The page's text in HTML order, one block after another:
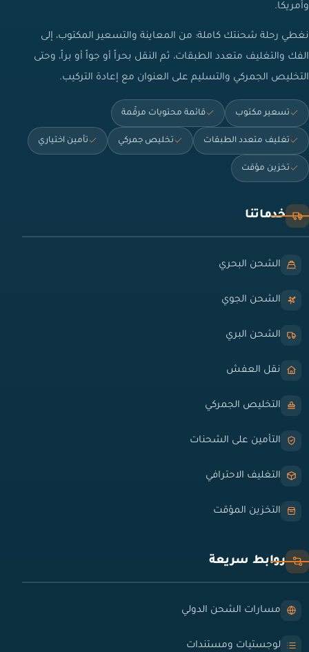
وأمريكا.
نغطي رحلة شحنتك كاملة: من المعاينة والتسعير المكتوب، إلى
الفك والتغليف متعدد الطبقات، ثم النقل بحراً أو جواً أو براً، وحتى
التخليص الجمركي والتسليم على العنوان مع إعادة التركيب.
تسعير مكتوب قائمة محتويات مرقّمة
تغليف متعدد الطبقات تخليص جمركي تأمين اختياري
تخزين مؤقت
خدماتنا
الشحن البحري
الشحن الجوي
الشحن البري
نقل العفش
التخليص الجمركي
التأمين على الشحنات
التغليف الاحترافي
التخزين المؤقت
روابط سريعة
مسارات الشحن الدولي
لوجستيات ومستندات